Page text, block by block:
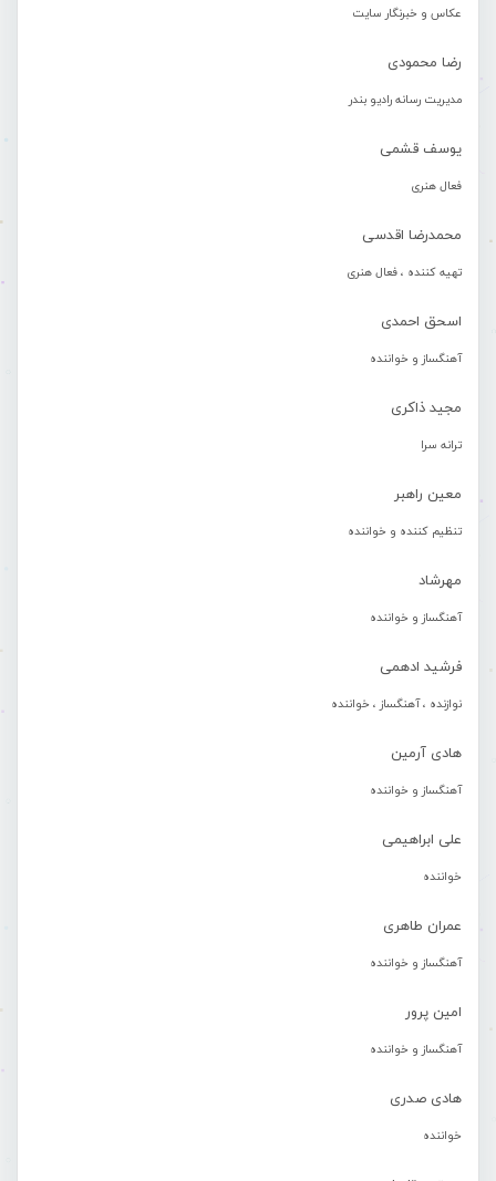
عکاس و خبرنگار سایت
رضا محمودی
مدیریت رسانه رادیو بندر
یوسف قشمی
فعال هنری
محمدرضا اقدسی
تهیه کننده ، فعال هنری
اسحق احمدی
آهنگساز و خواننده
مجید ذاکری
ترانه سرا
معین راهبر
تنظیم کننده و خواننده
مهرشاد
آهنگساز و خواننده
فرشید ادهمی
نوازنده ، آهنگساز ، خواننده
هادی آرمین
آهنگساز و خواننده
علی ابراهیمی
خواننده
عمران طاهری
آهنگساز و خواننده
امین پرور
آهنگساز و خواننده
هادی صدری
خواننده